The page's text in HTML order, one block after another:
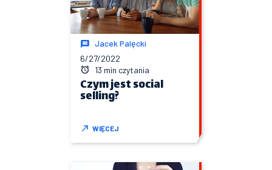
Jacek Palęcki
6/27/2022
13 min czytania
Czym jest social
selling?
WIĘCEJ